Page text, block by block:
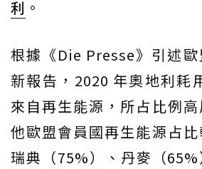
利 。
根據《Die Presse》引述
新報告，2020 年奧地利耗
來自再生能源，所占比例
他歐盟會員國再生能源占比
瑞典（75%）、丹麥（